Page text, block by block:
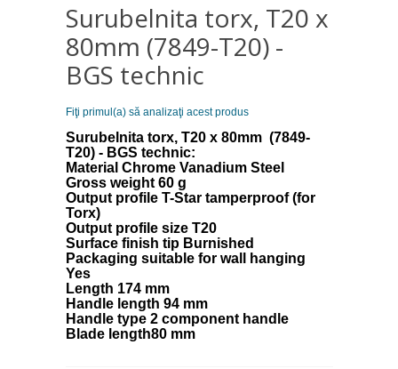
Surubelnita torx, T20 x
80mm (7849-T20) -
BGS technic
Fiţi primul(a) să analizaţi acest produs
Surubelnita torx, T20 x 80mm (7849-
T20) - BGS technic:
Material Chrome Vanadium Steel
Gross weight 60 g
Output profile T-Star tamperproof (for
Torx)
Output profile size T20
Surface finish tip Burnished
Packaging suitable for wall hanging
Yes
Length 174 mm
Handle length 94 mm
Handle type 2 component handle
Blade length80 mm